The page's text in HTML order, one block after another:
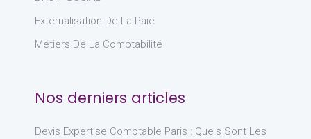
Externalisation De La Paie
Métiers De La Comptabilité
Nos derniers articles
Devis Expertise Comptable Paris : Quels Sont Les